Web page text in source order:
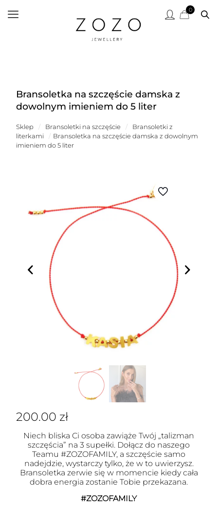
0
Bransoletka na szczęście damska z
dowolnym imieniem do 5 liter
Sklep / Bransoletki na szczęście /
Bransoletki z
literkami
/ Bransoletka na szczęście damska z dowolnym
imieniem do 5 liter
200.00 zł
Niech bliska Ci osoba zawiąże Twój „talizman
szczęścia” na 3 supełki. Dołącz do naszego
Teamu #ZOZOFAMILY, a szczęście samo
nadejdzie, wystarczy tylko, że w to uwierzysz.
Bransoletka zerwie się w momencie kiedy cała
dobra energia zostanie Tobie przekazana.
#ZOZOFAMILY